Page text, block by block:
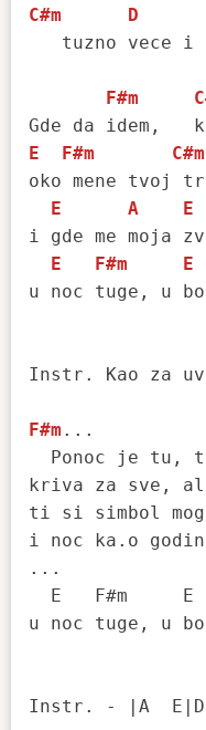
C#m
D
tuzno vece i
F#m
E
F#m
oko mene tvoj
E
A E
i gde me moja
E
F#m E
u noc tuge, u
Instr. Kao za
F#m ...
Ponoc je tu,
kriva za sve,
ti si simbol
i noc ka.o
...
E   F#m     E
u noc tuge, u
Instr. - |A  E|D